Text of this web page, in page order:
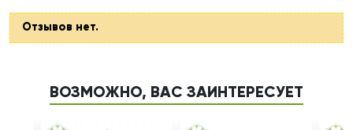
Отзывов нет.
ВОЗМОЖНО, ВАС ЗАИНТЕРЕСУЕТ